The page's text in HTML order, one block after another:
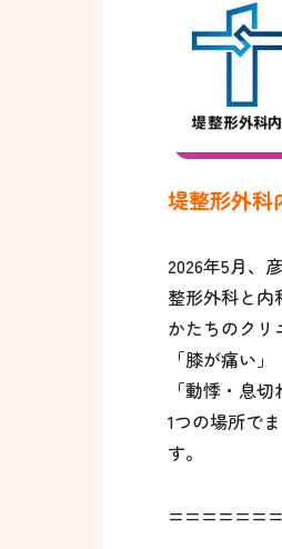
堤整形外科
2026年5月、
整形外科と内
かたちのクリ
「膝が痛い
「動悸・息
1つの場所で
す。